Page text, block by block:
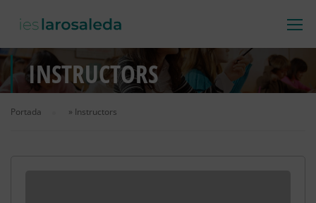
INSTRUCTORS
Portada » Instructors